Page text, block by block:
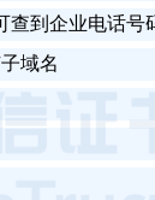
查到企业电话号
域名